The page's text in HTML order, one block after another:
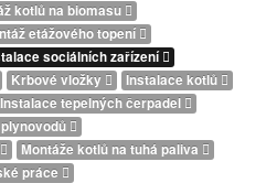
kotlů na biomasu
etážového topení
sociálních zařízení
Krbové vložky
Instalace kotlů
Instalace tepelných čerpadel
Montáže kotlů na tuhá paliva
práce